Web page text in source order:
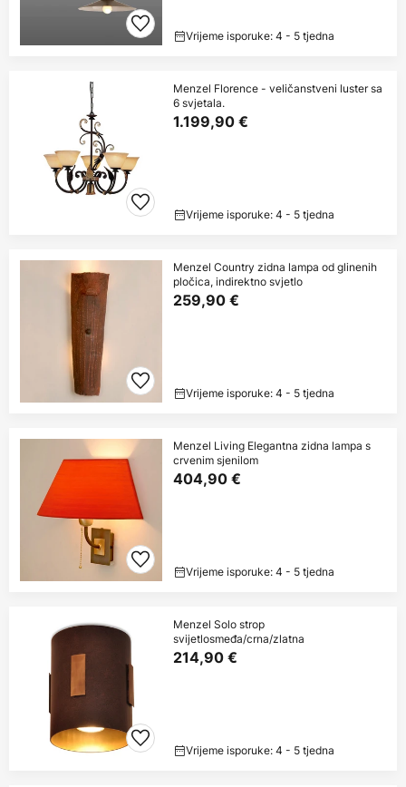
Vrijeme isporuke: 4 - 5 tjedna
Menzel Florence - veličanstveni luster sa
6 svjetala.
1.199,90 €
Vrijeme isporuke: 4 - 5 tjedna
Menzel Country zidna lampa od glinenih
pločica, indirektno svjetlo
259,90 €
Vrijeme isporuke: 4 - 5 tjedna
Menzel Living Elegantna zidna lampa s
crvenim sjenilom
404,90 €
Vrijeme isporuke: 4 - 5 tjedna
Menzel Solo strop
svijetlosmeđa/crna/zlatna
214,90 €
Vrijeme isporuke: 4 - 5 tjedna